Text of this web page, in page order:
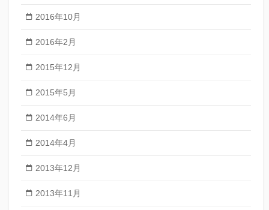
2016年10月
2016年2月
2015年12月
2015年5月
2014年6月
2014年4月
2013年12月
2013年11月